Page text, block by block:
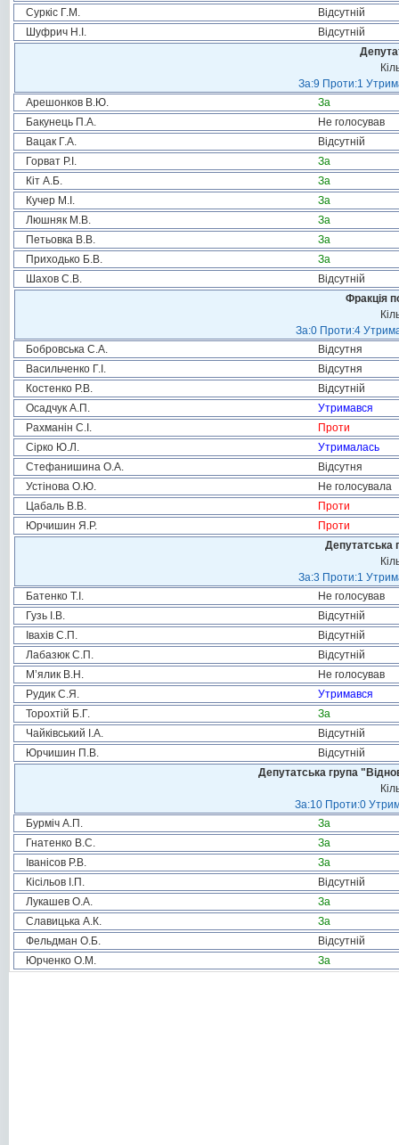
Суркіс Г.М.
Відсутній
Шуфрич Н.І.
Відсутній
За:9 Проти:1
Арешонков В.Ю.
За
Бакунець П.А.
Не голосував
Вацак Г.А.
Відсутній
Горват Р.І.
За
Кіт А.Б.
За
Кучер М.І.
За
Люшняк М.В.
За
Петьовка В.В.
За
Приходько Б.В.
За
Шахов С.В.
Відсутній
Фракція
За:0 Проти:4
Бобровська С.А.
Відсутня
Васильченко Г.І.
Відсутня
Костенко Р.В.
Відсутній
Осадчук А.П.
Утримався
Рахманін С.І.
Проти
Сірко Ю.Л.
Утрималась
Стефанишина О.А.
Відсутня
Устінова О.Ю.
Не голосувала
Цабаль В.В.
Проти
Юрчишин Я.Р.
Проти
Депутатська
За:3 Проти:1
Батенко Т.І.
Не голосував
Гузь І.В.
Відсутній
Івахів С.П.
Відсутній
Лабазюк С.П.
Відсутній
М’ялик В.Н.
Не голосував
Рудик С.Я.
Утримався
Торохтій Б.Г.
За
Чайківський І.А.
Відсутній
Юрчишин П.В.
Відсутній
Депутатська група
За:10 Проти:0
Бурміч А.П.
За
Гнатенко В.С.
За
Іванісов Р.В.
За
Кісільов І.П.
Відсутній
Лукашев О.А.
За
Славицька А.К.
За
Фельдман О.Б.
Відсутній
Юрченко О.М.
За